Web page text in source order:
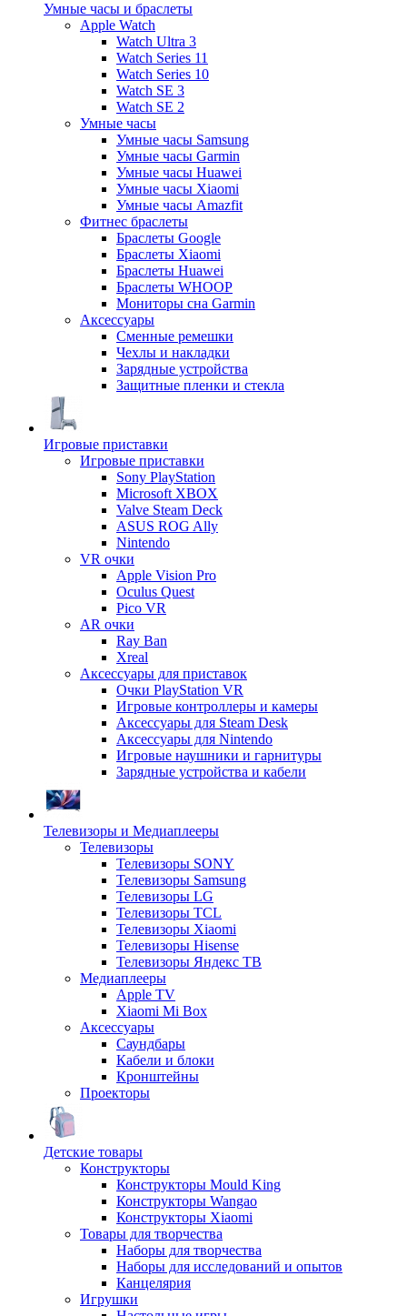
Умные часы и браслеты
Apple Watch
Watch Ultra 3
Watch Series 11
Watch Series 10
Watch SE 3
Watch SE 2
Умные часы
Умные часы Samsung
Умные часы Garmin
Умные часы Huawei
Умные часы Xiaomi
Умные часы Amazfit
Фитнес браслеты
Браслеты Google
Браслеты Xiaomi
Браслеты Huawei
Браслеты WHOOP
Мониторы сна Garmin
Аксессуары
Сменные ремешки
Чехлы и накладки
Зарядные устройства
Защитные пленки и стекла
Игровые приставки
Игровые приставки
Sony PlayStation
Microsoft XBOX
Valve Steam Deck
ASUS ROG Ally
Nintendo
VR очки
Apple Vision Pro
Oculus Quest
Pico VR
AR очки
Ray Ban
Xreal
Аксессуары для приставок
Очки PlayStation VR
Игровые контроллеры и камеры
Аксессуары для Steam Desk
Аксессуары для Nintendo
Игровые наушники и гарнитуры
Зарядные устройства и кабели
Телевизоры и Медиаплееры
Телевизоры
Телевизоры SONY
Телевизоры Samsung
Телевизоры LG
Телевизоры TCL
Телевизоры Xiaomi
Телевизоры Hisense
Телевизоры Яндекс ТВ
Медиаплееры
Apple TV
Xiaomi Mi Box
Аксессуары
Саундбары
Кабели и блоки
Кронштейны
Проекторы
Детские товары
Конструкторы
Конструкторы Mould King
Конструкторы Wangao
Конструкторы Xiaomi
Товары для творчества
Наборы для творчества
Наборы для исследований и опытов
Канцелярия
Игрушки